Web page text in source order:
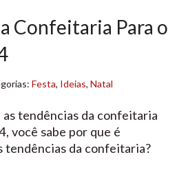
Confeitaria Para o
Festa, Ideias, Natal
tendências da confeitaria
você sabe por que é
tendências da confeitaria?